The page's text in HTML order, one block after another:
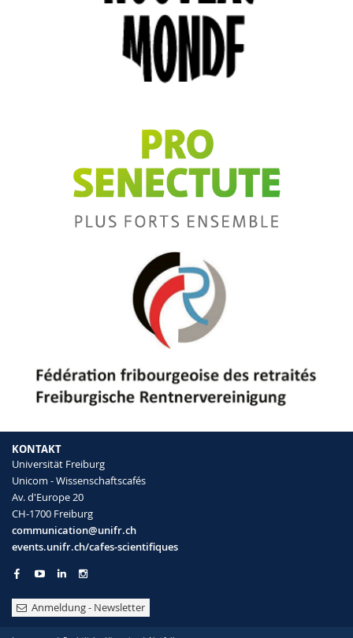
KONTAKT
Universität Freiburg
Unicom - Wissenschaftscafés
Av. d'Europe 20
CH-1700 Freiburg
communication@unifr.ch
events.unifr.ch/cafes-scientifiques
Anmeldung - Newsletter